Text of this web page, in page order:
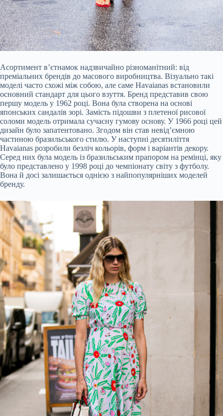
Асортимент в’єтнамок надзвичайно різноманітний: від
преміальних брендів до масового виробництва. Візуально такі
моделі часто схожі між собою, але саме Havaianas встановили
основний стандарт для цього взуття. Бренд представив свою
першу модель у 1962 році. Вона була створена на основі
японських сандалів зорі. Замість підошви з плетеної рисової
соломи модель отримала сучасну гумову основу. У 1966 році цей
дизайн було запатентовано. Згодом він став невід’ємною
частиною бразильського стилю. У наступні десятиліття
Havaianas розробили безліч кольорів, форм і варіантів декору.
Серед них була модель із бразильським прапором на ремінці, яку
було представлено у 1998 році до чемпіонату світу з футболу.
Вона й досі залишається однією з найпопулярніших моделей
бренду.